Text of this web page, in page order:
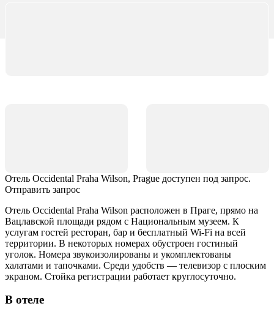
Отель Occidental Praha Wilson, Prague доступен под запрос.
Отправить запрос
Отель Occidental Praha Wilson расположен в Праге, прямо на
Вацлавской площади рядом с Национальным музеем. К
услугам гостей ресторан, бар и бесплатный Wi-Fi на всей
территории. В некоторых номерах обустроен гостиный
уголок. Номера звукоизолированы и укомплектованы
халатами и тапочками. Среди удобств — телевизор с плоским
экраном. Стойка регистрации работает круглосуточно.
В отеле